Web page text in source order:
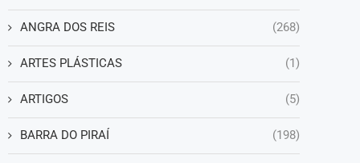
ANGRA DOS REIS (268)
ARTES PLÁSTICAS (1)
ARTIGOS (5)
BARRA DO PIRAÍ (198)